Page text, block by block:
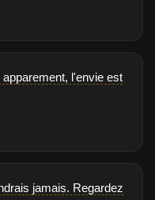
l'envie est
jamais. Regardez